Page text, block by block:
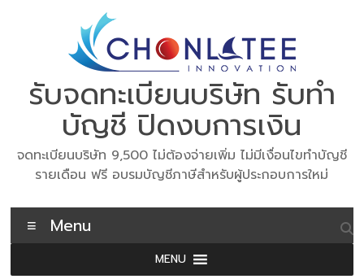
รับจดทะเบียนบริษัท รับทำ
บัญชี ปิดงบการเงิน
จดทะเบียนบริษัท 9,500 ไม่ต้องจ่ายเพิ่ม ไม่มีเงื่อนไขทำบัญชี
รายเดือน ฟรี อบรมบัญชีภาษีสำหรับผู้ประกอบการใหม่
Menu
MENU